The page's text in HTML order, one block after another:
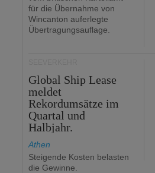
für die Übernahme von
Wincanton auferlegte
Übertragungsauflage.
Global Ship Lease
meldet
Rekordumsätze im
Quartal und
Halbjahr.
Athen
Steigende Kosten belasten
die Gewinne.